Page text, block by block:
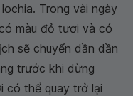
Trong vài ngày
màu đỏ tươi và có
sẽ chuyển dần dần
trước khi dừng
có thể quay trở lại